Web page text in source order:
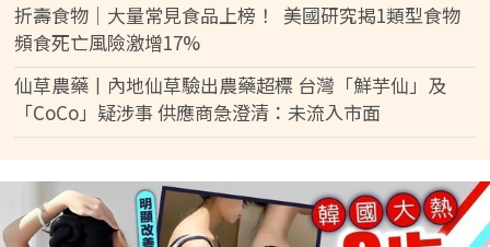
折壽食物｜大量常見食品上榜！ 美國研究揭1類型食物
頻食死亡風險激增17%
仙草農藥丨內地仙草驗出農藥超標 台灣「鮮芋仙」及
「CoCo」疑涉事 供應商急澄清：未流入市面